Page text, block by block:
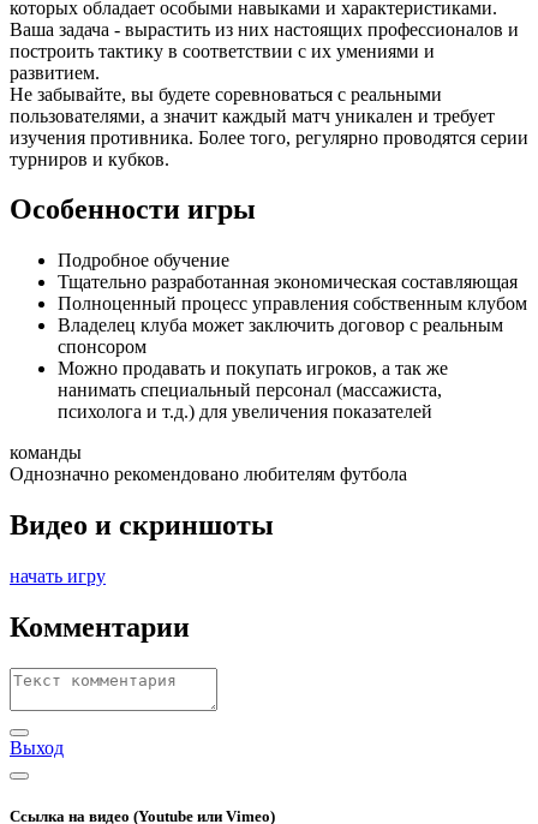
которых обладает особыми навыками и характеристиками.
Ваша задача - вырастить из них настоящих профессионалов и
построить тактику в соответствии с их умениями и
развитием.
Не забывайте, вы будете соревноваться с реальными
пользователями, а значит каждый матч уникален и требует
изучения противника. Более того, регулярно проводятся серии
турниров и кубков.
Особенности игры
Подробное обучение
Тщательно разработанная экономическая составляющая
Полноценный процесс управления собственным клубом
Владелец клуба может заключить договор с реальным
спонсором
Можно продавать и покупать игроков, а так же
нанимать специальный персонал (массажиста,
психолога и т.д.) для увеличения показателей
команды
Однозначно рекомендовано любителям футбола
Видео и скриншоты
начать игру
Комментарии
Выход
Ссылка на видео (Youtube или Vimeo)